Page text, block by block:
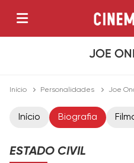
JOE
Início Personalidades Joe
Início Biografia
ESTADO CIVIL